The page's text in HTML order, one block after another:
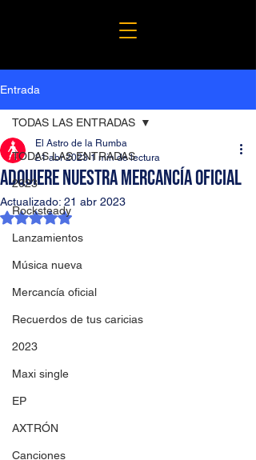
Entrada
TODAS LAS ENTRADAS
2023
Rocksteady
Lanzamientos
Música nueva
Mercancía oficial
Recuerdos de tus caricias
2023
Maxi single
EP
AXTRÓN
Canciones
TODAS LAS ENTRADAS
Adquiere nuestra Mercancía oficial
El Astro de la Rumba
21 abr 2023 1 min de lectura
Actualizado: 21 abr 2023
Obtuvo NaN de 5 estrellas.